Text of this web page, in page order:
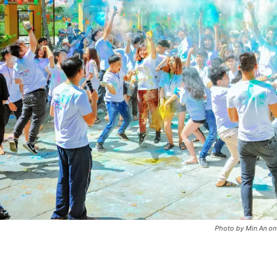
Photo by Min An on